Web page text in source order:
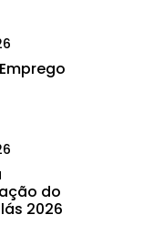
do
2026